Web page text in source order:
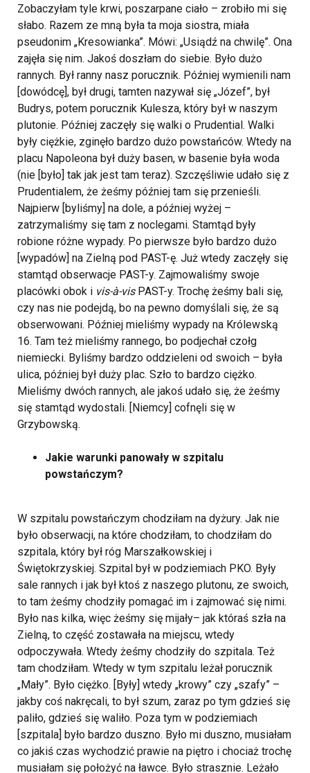
Zobaczyłam tyle krwi, poszarpane ciało – zrobiło mi się
słabo. Razem ze mną była ta moja siostra, miała
pseudonim „Kresowianka”. Mówi: „Usiądź na chwilę”. Ona
zajęła się nim. Jakoś doszłam do siebie. Było dużo
rannych. Był ranny nasz porucznik. Później wymienili nam
[dowódcę], był drugi, tamten nazywał się „Józef”, był
Budrys, potem porucznik Kulesza, który był w naszym
plutonie. Później zaczęły się walki o Prudential. Walki
były ciężkie, zginęło bardzo dużo powstańców. Wtedy na
placu Napoleona był duży basen, w basenie była woda
(nie [było] tak jak jest tam teraz). Szczęśliwie udało się z
Prudentialem, że żeśmy później tam się przenieśli.
Najpierw [byliśmy] na dole, a później wyżej –
zatrzymaliśmy się tam z noclegami. Stamtąd były
robione różne wypady. Po pierwsze było bardzo dużo
[wypadów] na Zielną pod PAST-ę. Już wtedy zaczęły się
stamtąd obserwacje PAST-y. Zajmowaliśmy swoje
placówki obok i vis-à-visPAST-y. Trochę żeśmy bali się,
czy nas nie podejdą, bo na pewno domyślali się, że są
obserwowani. Później mieliśmy wypady na Królewską
16. Tam też mieliśmy rannego, bo podjechał czołg
niemiecki. Byliśmy bardzo oddzieleni od swoich – była
ulica, później był duży plac. Szło to bardzo ciężko.
Mieliśmy dwóch rannych, ale jakoś udało się, że żeśmy
się stamtąd wydostali. [Niemcy] cofnęli się w
Grzybowską.
Jakie warunki panowały w szpitalu
powstańczym?
W szpitalu powstańczym chodziłam na dyżury. Jak nie
było obserwacji, na które chodziłam, to chodziłam do
szpitala, który był róg Marszałkowskiej i
Świętokrzyskiej. Szpital był w podziemiach PKO. Były
sale rannych i jak był ktoś z naszego plutonu, ze swoich,
to tam żeśmy chodziły pomagać im i zajmować się nimi.
Było nas kilka, więc żeśmy się mijały– jak któraś szła na
Zielną, to część zostawała na miejscu, wtedy
odpoczywała. Wtedy żeśmy chodziły do szpitala. Też
tam chodziłam. Wtedy w tym szpitalu leżał porucznik
„Mały”. Było ciężko. [Były] wtedy „krowy” czy „szafy” –
jakby coś nakręcali, to był szum, zaraz po tym gdzieś się
paliło, gdzieś się waliło. Poza tym w podziemiach
[szpitala] było bardzo duszno. Było mi duszno, musiałam
co jakiś czas wychodzić prawie na piętro i chociaż trochę
musiałam się położyć na ławce. Było strasznie. Leżało